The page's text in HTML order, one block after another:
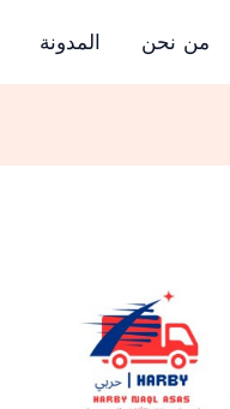
من نحن المدونة